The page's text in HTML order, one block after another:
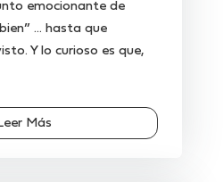
emocionante de
… hasta que
Y lo curioso es que,
Más